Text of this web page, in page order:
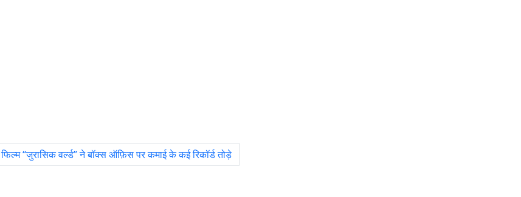
फिल्म “जुरासिक वर्ल्ड” ने बॉक्स ऑफ़िस पर कमाई के कई रिकॉर्ड तोड़े